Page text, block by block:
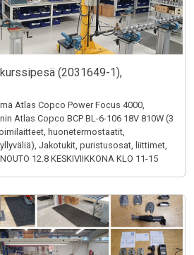
(2031649-1),
Atlas Copco Power Focus 4000,
Atlas Copco BCP BL-6-106 18V 810W (3
huonetermostaatit,
Jakotukit, puristusosat, liittimet,
12.8 KESKIVIIKKONA KLO 11-15